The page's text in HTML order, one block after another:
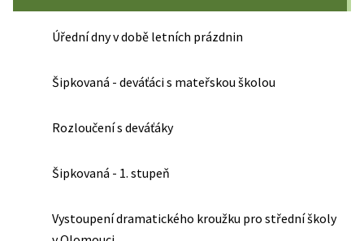
Úřední dny v době letních prázdnin
Šipkovaná - deváťáci s mateřskou školou
Rozloučení s deváťáky
Šipkovaná - 1. stupeň
Vystoupení dramatického kroužku pro střední školy